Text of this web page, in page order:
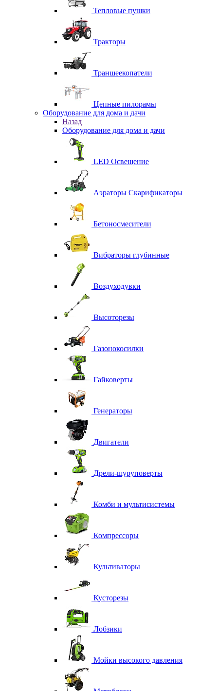
Тепловые пушки
Тракторы
Траншеекопатели
Цепные пилорамы
Оборудование для дома и дачи
Назад
Оборудование для дома и дачи
LED Освещение
Аэраторы Скарификаторы
Бетоносмесители
Вибраторы глубинные
Воздуходувки
Высоторезы
Газонокосилки
Гайковерты
Генераторы
Двигатели
Дрели-шуруповерты
Комби и мультисистемы
Компрессоры
Культиваторы
Кусторезы
Лобзики
Мойки высокого давления